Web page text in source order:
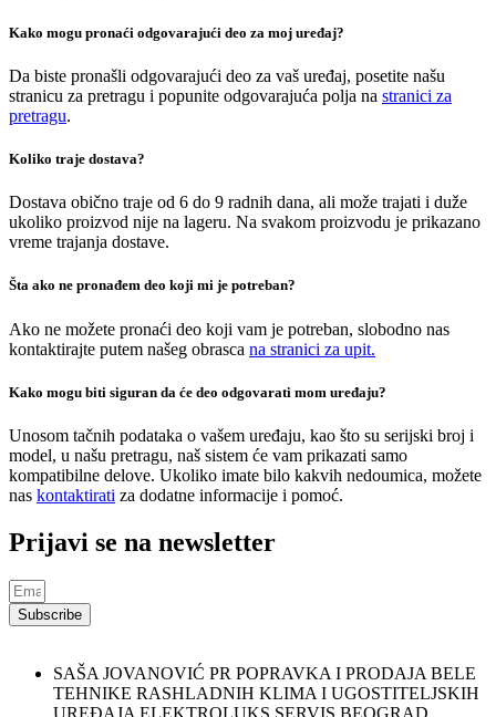
Kako mogu pronaći odgovarajući deo za moj uređaj?
Da biste pronašli odgovarajući deo za vaš uređaj, posetite našu
stranicu za pretragu i popunite odgovarajuća polja na stranici za
pretragu.
Koliko traje dostava?
Dostava obično traje od 6 do 9 radnih dana, ali može trajati i duže
ukoliko proizvod nije na lageru. Na svakom proizvodu je prikazano
vreme trajanja dostave.
Šta ako ne pronađem deo koji mi je potreban?
Ako ne možete pronaći deo koji vam je potreban, slobodno nas
kontaktirajte putem našeg obrasca na stranici za upit.
Kako mogu biti siguran da će deo odgovarati mom uređaju?
Unosom tačnih podataka o vašem uređaju, kao što su serijski broj i
model, u našu pretragu, naš sistem će vam prikazati samo
kompatibilne delove. Ukoliko imate bilo kakvih nedoumica, možete
nas kontaktirati za dodatne informacije i pomoć.
Prijavi se na newsletter
Subscribe
SAŠA JOVANOVIĆ PR POPRAVKA I PRODAJA BELE
TEHNIKE RASHLADNIH KLIMA I UGOSTITELJSKIH
UREĐAJA ELEKTROLUKS SERVIS BEOGRAD